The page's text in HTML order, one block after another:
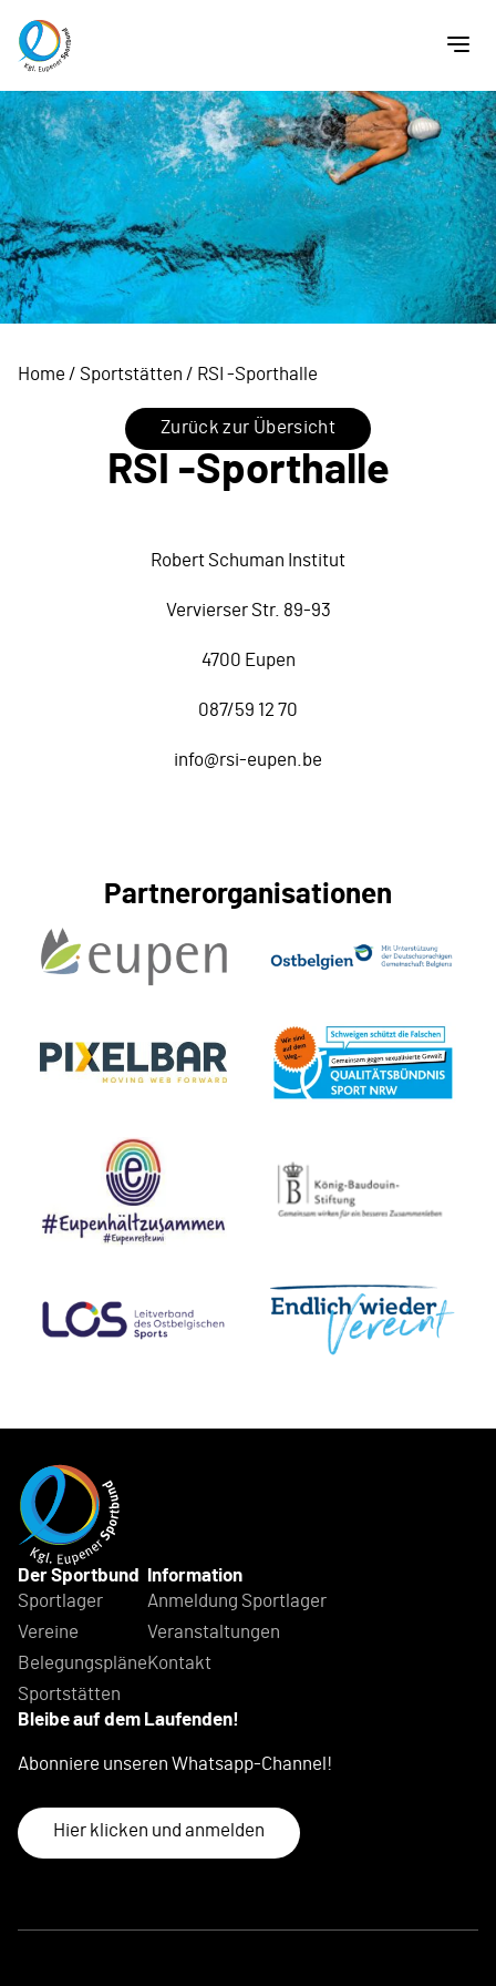
Home / Sportstätten / RSI -Sporthalle
Zurück zur Übersicht
RSI -Sporthalle
Robert Schuman Institut
Vervierser Str. 89-93
4700 Eupen
087/59 12 70
info@rsi-eupen.be
Partnerorganisationen
Der Sportbund
Sportlager
Vereine
Belegungspläne
Sportstätten
Information
Anmeldung Sportlager
Veranstaltungen
Kontakt
Bleibe auf dem Laufenden!
Abonniere unseren Whatsapp-Channel!
Hier klicken und anmelden